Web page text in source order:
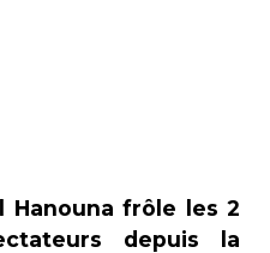
Hanouna frôle les 2
depuis la